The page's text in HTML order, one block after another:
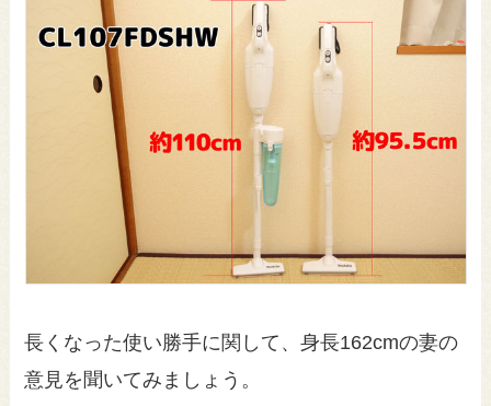
長くなった使い勝手に関して、身長162cmの妻の
意見を聞いてみましょう。